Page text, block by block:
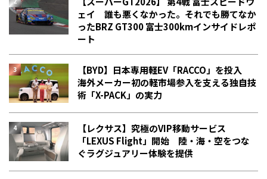
ェイ 誰も悪くなかった。それでも勝てなか
った――BRZ GT300 富士300kmインサイドレポ
ート
【BYD】日本専用軽EV「RACCO」を投入
海外メーカー初の軽市場参入を支える独自技
術「X-PACK」の実力
【レクサス】究極のVIP移動サービス
「LEXUS Flight」開始 陸・海・空をつな
ぐラグジュアリー体験を提供